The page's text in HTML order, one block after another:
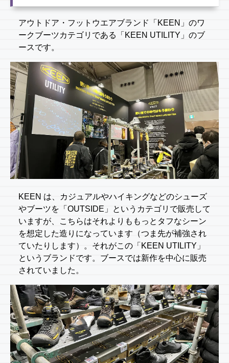
アウトドア・フットウエアブランド「KEEN」のワ
ークブーツカテゴリである「KEEN UTILITY」のブ
ースです。
KEEN は、カジュアルやハイキングなどのシューズ
やブーツを「OUTSIDE」というカテゴリで販売して
いますが、こちらはそれよりももっとタフなシーン
を想定した造りになっています（つま先が補強され
ていたりします）。それがこの「KEEN UTILITY」
というブランドです。ブースでは新作を中心に販売
されていました。